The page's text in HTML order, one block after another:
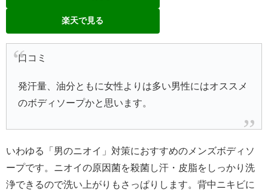
楽天で見る
口コミ
発汗量、油分ともに女性よりは多い男性にはオススメ
のボディソープかと思います。
いわゆる「男のニオイ」対策におすすめのメンズボディソ
ープです。ニオイの原因菌を殺菌し汗・皮脂をしっかり洗
浄できるので洗い上がりもさっぱりします。背中ニキビに